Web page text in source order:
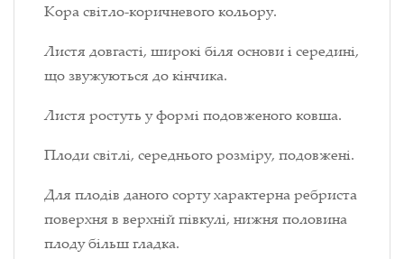
Кора світло-коричневого кольору.
Листя довгасті, широкі біля основи і середині,
що звужуються до кінчика.
Листя ростуть у формі подовженого ковша.
Плоди світлі, середнього розміру, подовжені.
Для плодів даного сорту характерна ребриста
поверхня в верхній півкулі, нижня половина
плоду більш гладка.